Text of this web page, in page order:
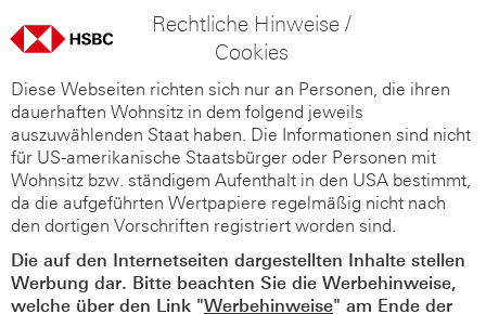
Rechtliche Hinweise /
Cookies
Diese Webseiten richten sich nur an Personen, die ihren
dauerhaften Wohnsitz in dem folgend jeweils
auszuwählenden Staat haben. Die Informationen sind nicht
für US-amerikanische Staatsbürger oder Personen mit
Wohnsitz bzw. ständigem Aufenthalt in den USA bestimmt,
da die aufgeführten Wertpapiere regelmäßig nicht nach
den dortigen Vorschriften registriert worden sind.
Die auf den Internetseiten dargestellten Inhalte stellen
Werbung dar. Bitte beachten Sie die Werbehinweise,
welche über den Link "Werbehinweise" am Ende der